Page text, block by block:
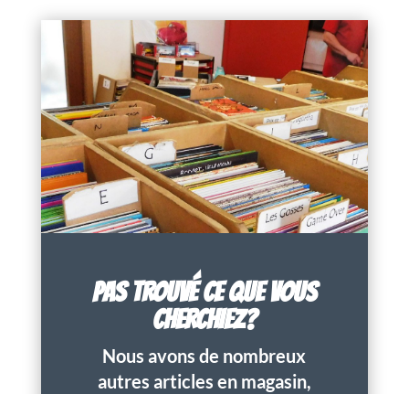
PAS TROUVÉ CE QUE VOUS
CHERCHIEZ?
Nous avons de nombreux
autres articles en magasin,